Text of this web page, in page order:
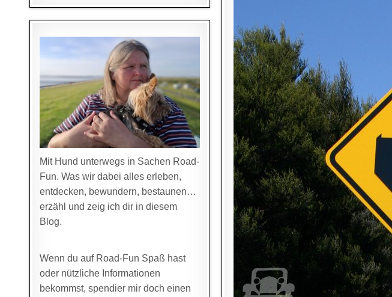
Mit Hund unterwegs in Sachen Road-
Fun. Was wir dabei alles erleben,
entdecken, bewundern, bestaunen…
erzähl und zeig ich dir in diesem
Blog.
Wenn du auf Road-Fun Spaß hast
oder nützliche Informationen
bekommst, spendier mir doch einen